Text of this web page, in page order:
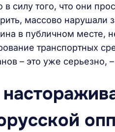
в силу того, что они
массово
в публичном месте,
транспортных
– это уже серьезно,